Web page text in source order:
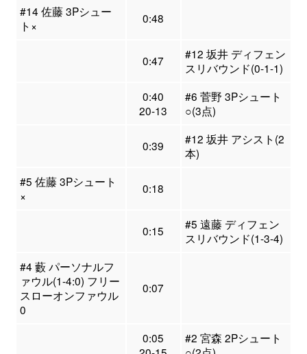
#14 佐藤 3Pシュー
ト×
0:48
0:47
#12 坂井 ディフェン
スリバウンド(0-1-1)
0:40
20-13
#6 菅野 3Pシュート
○(3点)
0:39
#12 坂井 アシスト(2
本)
#5 佐藤 3Pシュート
×
0:18
0:15
#5 遠藤 ディフェン
スリバウンド(1-3-4)
#4 藪 パーソナルフ
ァウル(1-4:0) フリー
スローオンファウル
0
0:07
0:05
#2 宮森 2Pシュート